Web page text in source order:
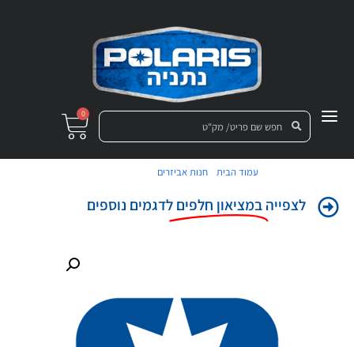
0
עמוד הבית /חנות אביזרים
לצפייהבמציאון חלפים לדגמים נוספים